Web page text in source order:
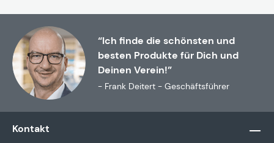
“Ich finde die schönsten und
besten Produkte für Dich und
Deinen Verein!”
- Frank Deitert - Geschäftsführer
Kontakt